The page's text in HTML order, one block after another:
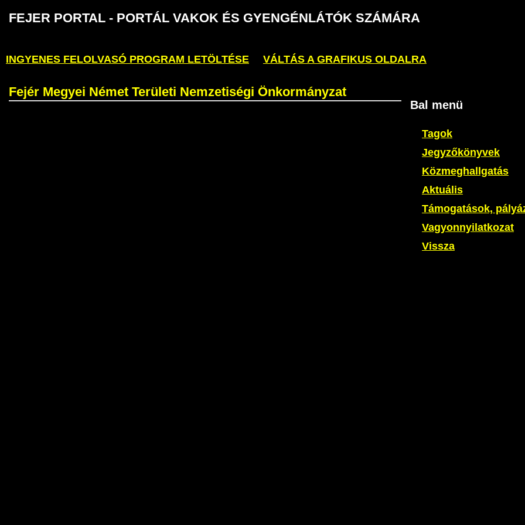
FEJER PORTAL - PORTÁL VAKOK ÉS GYENGÉNLÁTÓK SZÁMÁRA
INGYENES FELOLVASÓ PROGRAM LETÖLTÉSE VÁLTÁS A GRAFIKUS OLDALRA
Fejér Megyei Német Területi Nemzetiségi Önkormányzat
Bal menü
Tagok
Jegyzőkönyvek
Közmeghallgatás
Aktuális
Támogatások,
Vagyonnyilatkozat
Vissza